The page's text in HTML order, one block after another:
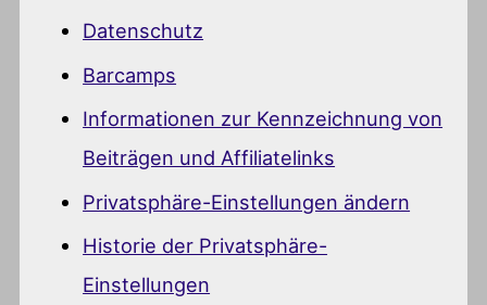
Datenschutz
Barcamps
Informationen zur Kennzeichnung von
Beiträgen und Affiliatelinks
Privatsphäre-Einstellungen ändern
Historie der Privatsphäre-
Einstellungen